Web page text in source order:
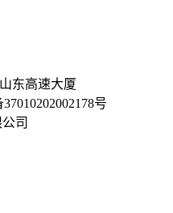
东高速大厦
号
司